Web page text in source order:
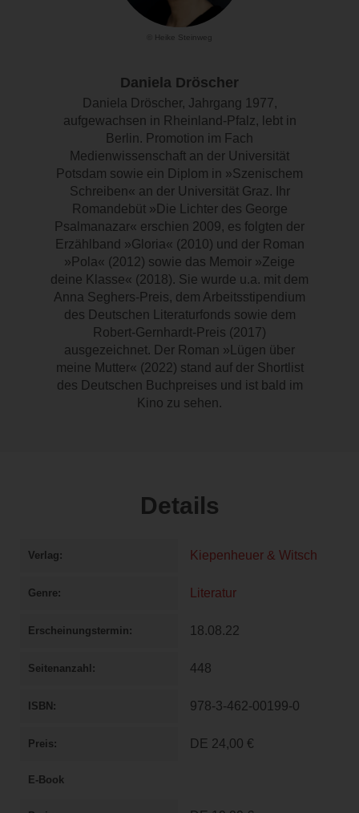
© Heike Steinweg
Daniela Dröscher
Daniela Dröscher, Jahrgang 1977,
aufgewachsen in Rheinland-Pfalz, lebt in
Berlin. Promotion im Fach
Medienwissenschaft an der Universität
Potsdam sowie ein Diplom in »Szenischem
Schreiben« an der Universität Graz. Ihr
Romandebüt »Die Lichter des George
Psalmanazar« erschien 2009, es folgten der
Erzählband »Gloria« (2010) und der Roman
»Pola« (2012) sowie das Memoir »Zeige
deine Klasse« (2018). Sie wurde u.a. mit dem
Anna Seghers-Preis, dem Arbeitsstipendium
des Deutschen Literaturfonds sowie dem
Robert-Gernhardt-Preis (2017)
ausgezeichnet. Der Roman »Lügen über
meine Mutter« (2022) stand auf der Shortlist
des Deutschen Buchpreises und ist bald im
Kino zu sehen.
Details
Verlag Kiepenheuer & Witsch
Genre Literatur
Erscheinungstermin 18.08.22
Seitenanzahl 448
ISBN 978-3-462-00199-0
Preis DE 24,00 €
E-Book